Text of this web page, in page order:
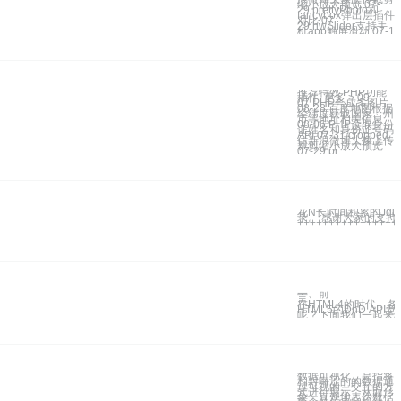
缩小放大预览 07-
29 prettyPhoto和
fancybox弹出层插件
对比 07-
29 hwSlider支持手
机app触屏滑动 07-1
推荐特效 PHP功能
插件 更多 > 09-
07 PHP合成多图片
08-28 百度地图根据
经纬度获取国家、州
市等地址相关信息
08-06 PHP读取身份
证姓名和身份证号码
API 07-31 cropped
仿新浪微博头像上传
裁剪缩小放大预览
07-29 pr
花N长时间积累的
录。 感谢大家的支持
一、前
在HTML4的时代，
HTML5的DnD API觉
呢？下面我们一起来
数据可视化，是指将
相对晦涩的的数据通
过可视的、交互的方
式进行展示，从而形
象、直观地表达数据